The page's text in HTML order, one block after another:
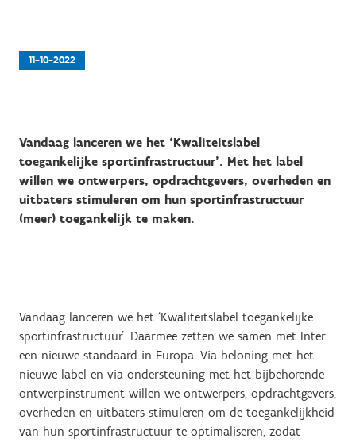
11-10-2022
Vandaag lanceren we het ‘Kwaliteitslabel
toegankelijke sportinfrastructuur’. Met het label
willen we ontwerpers, opdrachtgevers, overheden en
uitbaters stimuleren om hun sportinfrastructuur
(meer) toegankelijk te maken.
Vandaag lanceren we het ‘Kwaliteitslabel toegankelijke
sportinfrastructuur’. Daarmee zetten we samen met Inter
een nieuwe standaard in Europa. Via beloning met het
nieuwe label en via ondersteuning met het bijbehorende
ontwerpinstrument willen we ontwerpers, opdrachtgevers,
overheden en uitbaters stimuleren om de toegankelijkheid
van hun sportinfrastructuur te optimaliseren, zodat